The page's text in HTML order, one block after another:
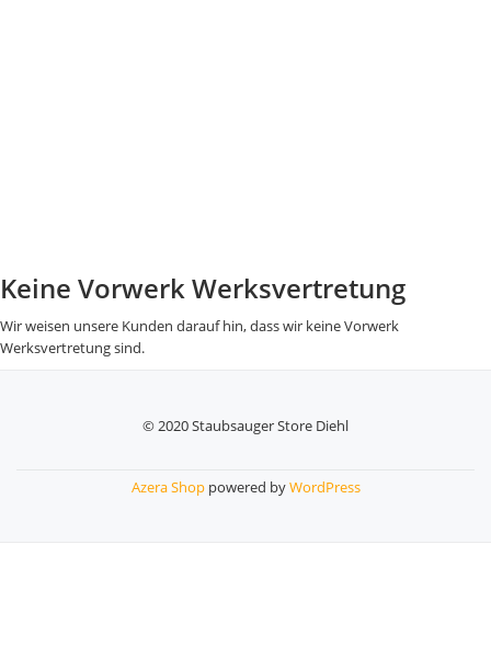
Keine Vorwerk Werksvertretung
Wir weisen unsere Kunden darauf hin, dass wir keine Vorwerk
Werksvertretung sind.
© 2020 Staubsauger Store Diehl
Azera Shoppowered byWordPress